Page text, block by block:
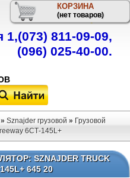
КОРЗИНА
(нет товаров)
Телефон
1,(073) 811-09-09,
(096) 025-40-00.
» Sznajder грузовой » Грузовой
6СТ-145L+
SZNAJDER TRUCK
645 20